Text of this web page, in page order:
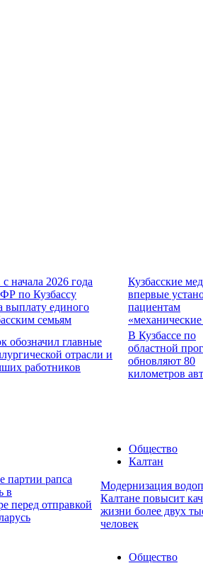
начала 2026 года
по Кузбассу
выплату единого
семьям
Кузбасские
впервые
пациентам
обозначил главные
отрасли и
работников
В Кузбассе по
областной
обновляют 80
километров
партии рапса
в
перед отправкой
Общество
Калтан
Модернизация
Калтане повысит
жизни более двух
человек
Общество